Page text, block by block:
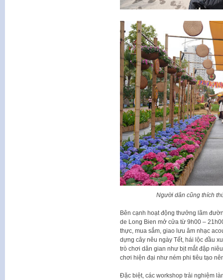
Người dân cũng thích
Bên cạnh hoạt động thưởng lãm
de Long Bien mở cửa từ 9h00 –
thực, mua sắm, giao lưu âm nhạc
dựng cây nêu ngày Tết, hái lộc đầu
trò chơi dân gian như bịt mắt đập
chơi hiện đại như ném phi tiêu tạo
Đặc biệt, các workshop trải nghiệm